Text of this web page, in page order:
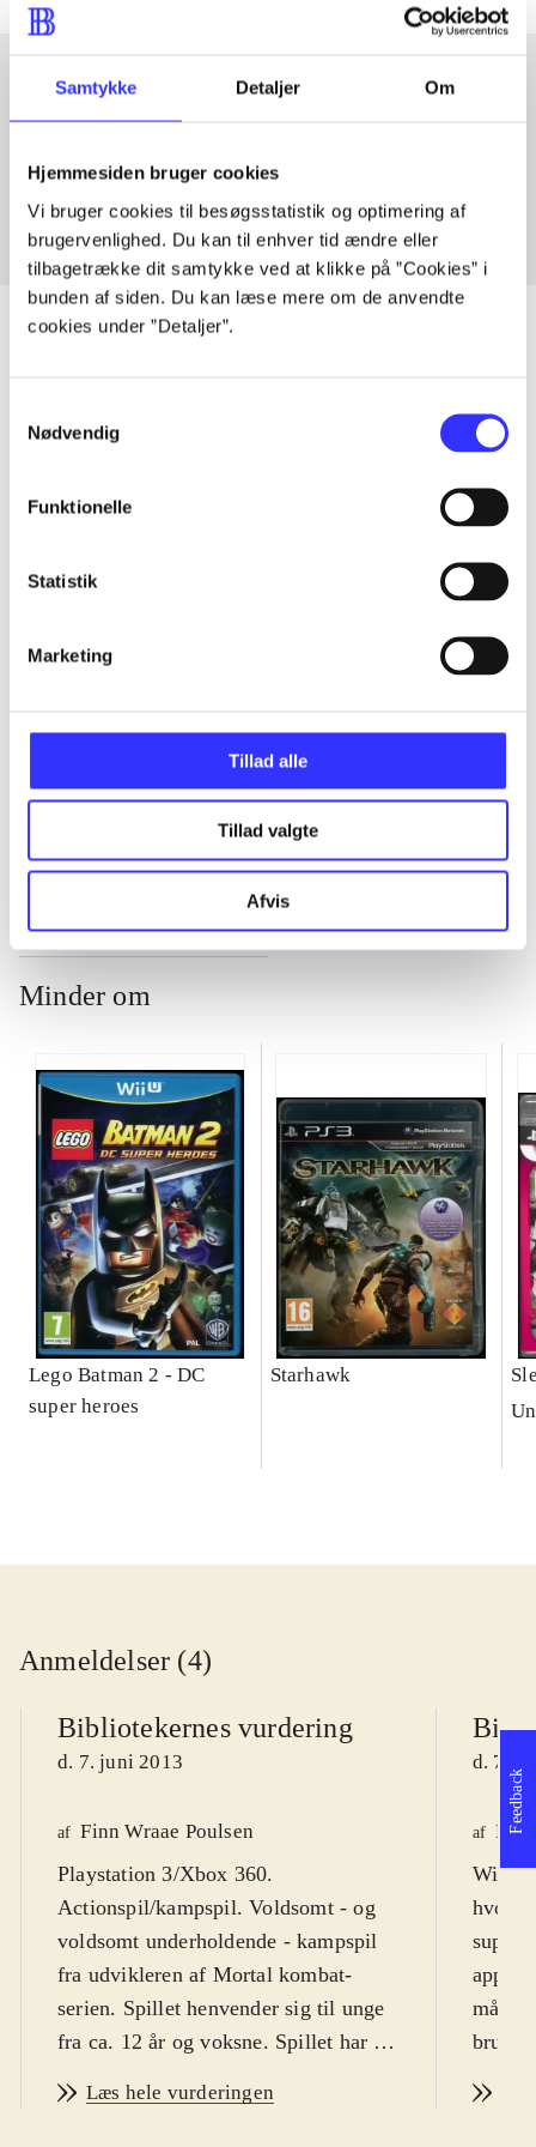
Samtykke Detaljer Om
Hjemmesiden bruger cookies
Vi bruger cookies til besøgsstatistik og optimering af
brugervenlighed. Du kan til enhver tid ændre eller
tilbagetrække dit samtykke ved at klikke på ”Cookies” i
bunden af siden. Du kan læse mere om de anvendte
cookies under ”Detaljer”.
Nødvendig
Funktionelle
Statistik
Marketing
Tillad alle
Tillad valgte
Afvis
Artikler med samme emner
Fra
Alle registrerede artikler fordelt på udgivelser
...
...
...
...
Minder om
Lego Batman 2 - DC
super heroes
Starhawk
Anmeldelser (4)
Bibliotekernes vurdering
d. 7. juni 2013
af Finn Wraae Poulsen
Playstation 3/Xbox 360.
Actionspil/kampspil. Voldsomt - og
voldsomt underholdende - kampspil
fra udvikleren af Mortal kombat-
serien. Spillet henvender sig til unge
fra ca. 12 år og voksne. Spillet har en
overraskende ikon for vold. Spillet er
Læs hele vurderingen
d. 7.
af
WiiU.
hvor
fra 13
Feedback